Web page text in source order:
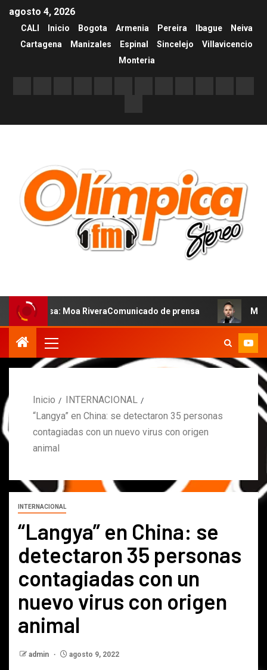
agosto 4, 2026
CALI Inicio Bogota Armenia Pereira Ibague
Neiva
Cartagena
Manizales Espinal Sincelejo
Villavicencio
Monteria
Moa RiveraComunicado de prensa MARCOS
Inicio
INTERNACIONAL
“Langya” en China: se detectaron 35 personas
contagiadas con un nuevo virus con origen
animal
INTERNACIONAL
“Langya” en China: se
detectaron 35 personas
contagiadas con un
nuevo virus con origen
animal
admin agosto 9, 2022